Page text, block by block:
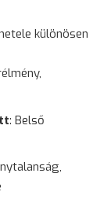
különösen
: Belső
,